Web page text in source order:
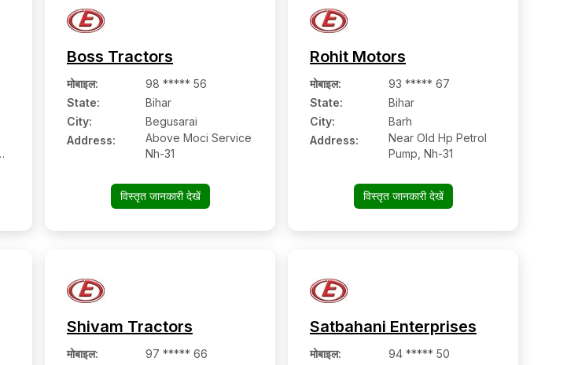
Boss Tractors
मोबाइल:
98 ***** 56
State:
Bihar
City:
Begusarai
Address:
Above Moci Service
Nh-31
विस्तृत जानकारी देखें
Rohit Motors
मोबाइल:
93 ***** 67
State:
Bihar
City:
Barh
Address:
Near Old Hp Petrol
Pump, Nh-31
विस्तृत जानकारी देखें
Shivam Tractors
मोबाइल:
97 ***** 66
Satbahani Enterprises
मोबाइल:
94 ***** 50